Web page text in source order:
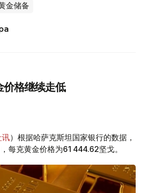
金储备
价格继续走低
讯）根据哈萨克斯坦国家银行的数据，
每克黄金价格为61 444.62坚戈。